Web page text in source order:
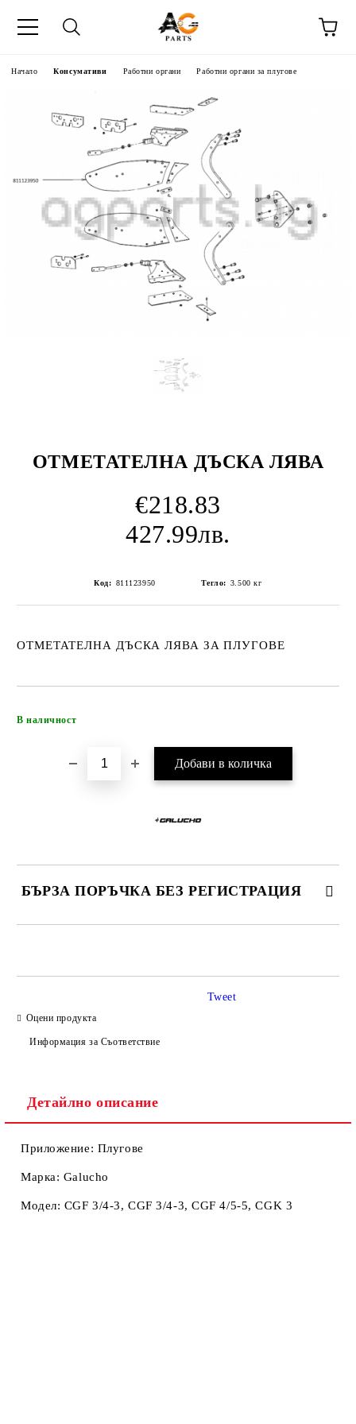
Начало Консумативи Работни органи Работни органи за плугове
ОТМЕТАТЕЛНА ДЪСКА ЛЯВА
€218.83
427.99лв.
Код: 811123950 Тегло: 3.500 кг
ОТМЕТАТЕЛНА ДЪСКА ЛЯВА ЗА ПЛУГОВЕ
В наличност
БЪРЗА ПОРЪЧКА БЕЗ РЕГИСТРАЦИЯ
Оцени продукта
Информация за Съответствие
Tweet
Детайлно описание
Приложение: Плугове
Марка: Galucho
Модел: CGF 3/4-3, CGF 3/4-3, CGF 4/5-5, CGK 3